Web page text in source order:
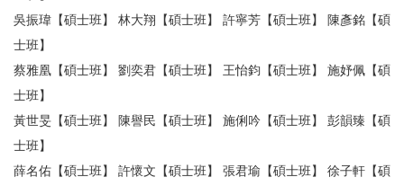
吳振瑋【碩士班】 林大翔【碩士班】 許寧芳【碩士班】 陳彥銘【碩
士班】
蔡雅凰【碩士班】 劉奕君【碩士班】 王怡鈞【碩士班】 施妤佩【碩
士班】
黃世旻【碩士班】 陳譽民【碩士班】 施俐吟【碩士班】 彭韻臻【碩
士班】
薛名佑【碩士班】 許懷文【碩士班】 張君瑜【碩士班】 徐子軒【碩